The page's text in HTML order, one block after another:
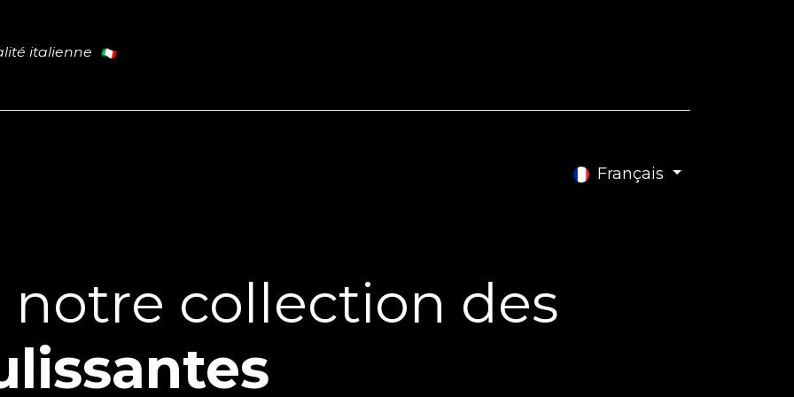
italienne
Français
notre collection des